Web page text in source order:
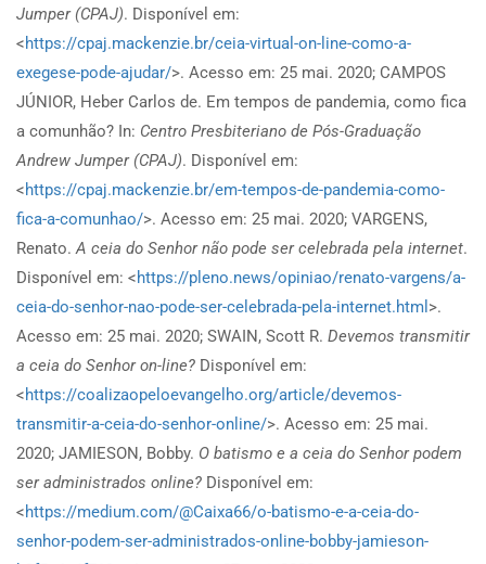
Jumper (CPAJ). Disponível em:
<https://cpaj.mackenzie.br/ceia-virtual-on-line-como-a-
exegese-pode-ajudar/>. Acesso em: 25 mai. 2020; CAMPOS
JÚNIOR, Heber Carlos de. Em tempos de pandemia, como fica
a comunhão? In: Centro Presbiteriano de Pós-Graduação
Andrew Jumper (CPAJ). Disponível em:
<https://cpaj.mackenzie.br/em-tempos-de-pandemia-como-
fica-a-comunhao/>. Acesso em: 25 mai. 2020; VARGENS,
Renato.A ceia do Senhor não pode ser celebrada pela internet.
Disponível em: <https://pleno.news/opiniao/renato-vargens/a-
ceia-do-senhor-nao-pode-ser-celebrada-pela-internet.html >.
Acesso em: 25 mai. 2020; SWAIN, Scott R. Devemos transmitir
a ceia do Senhor on-line? Disponível em:
<https://coalizaopeloevangelho.org/article/devemos-
transmitir-a-ceia-do-senhor-online/>. Acesso em: 25 mai.
2020; JAMIESON, Bobby. O batismo e a ceia do Senhor podem
ser administrados online? Disponível em:
<https://medium.com/@Caixa66/o-batismo-e-a-ceia-do-
senhor-podem-ser-administrados-online-bobby-jamieson-